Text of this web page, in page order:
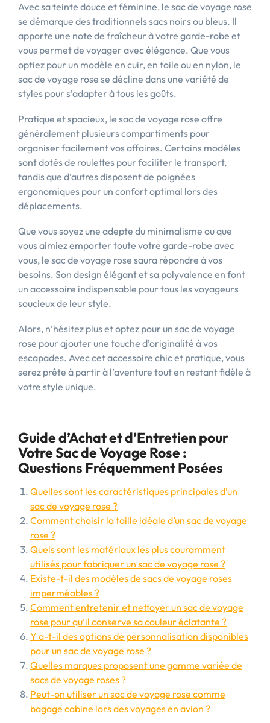
Avec sa teinte douce et féminine, le sac de voyage rose
se démarque des traditionnels sacs noirs ou bleus. Il
apporte une note de fraîcheur à votre garde-robe et
vous permet de voyager avec élégance. Que vous
optiez pour un modèle en cuir, en toile ou en nylon, le
sac de voyage rose se décline dans une variété de
styles pour s’adapter à tous les goûts.
Pratique et spacieux, le sac de voyage rose offre
généralement plusieurs compartiments pour
organiser facilement vos affaires. Certains modèles
sont dotés de roulettes pour faciliter le transport,
tandis que d’autres disposent de poignées
ergonomiques pour un confort optimal lors des
déplacements.
Que vous soyez une adepte du minimalisme ou que
vous aimiez emporter toute votre garde-robe avec
vous, le sac de voyage rose saura répondre à vos
besoins. Son design élégant et sa polyvalence en font
un accessoire indispensable pour tous les voyageurs
soucieux de leur style.
Alors, n’hésitez plus et optez pour un sac de voyage
rose pour ajouter une touche d’originalité à vos
escapades. Avec cet accessoire chic et pratique, vous
serez prête à partir à l’aventure tout en restant fidèle à
votre style unique.
Guide d’Achat et d’Entretien pour
Votre Sac de Voyage Rose :
Questions Fréquemment Posées
Quelles sont les caractéristiques principales d’un
sac de voyage rose ?
Comment choisir la taille idéale d’un sac de voyage
rose ?
Quels sont les matériaux les plus couramment
utilisés pour fabriquer un sac de voyage rose ?
Existe-t-il des modèles de sacs de voyage roses
imperméables ?
Comment entretenir et nettoyer un sac de voyage
rose pour qu’il conserve sa couleur éclatante ?
Y a-t-il des options de personnalisation disponibles
pour un sac de voyage rose ?
Quelles marques proposent une gamme variée de
sacs de voyage roses ?
Peut-on utiliser un sac de voyage rose comme
bagage cabine lors des voyages en avion ?